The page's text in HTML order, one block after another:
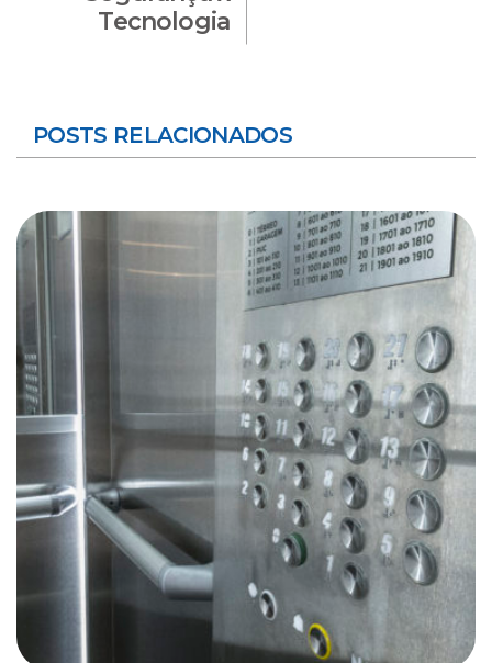
Tecnologia
POSTS RELACIONADOS